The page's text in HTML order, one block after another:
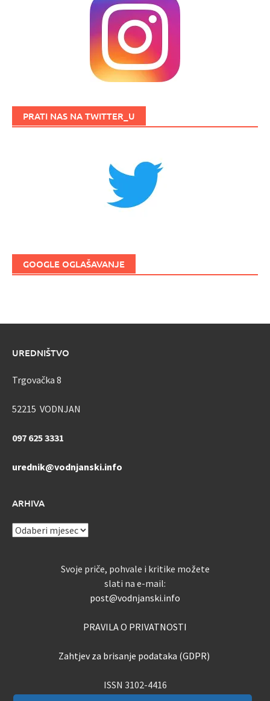
PRATI NAS NA TWITTER_U
GOOGLE OGLAŠAVANJE
UREDNIŠTVO
Trgovačka 8
52215 VODNJAN
097 625 3331
urednik@vodnjanski.info
ARHIVA
ARHIVA
Svoje priče, pohvale i kritike možete
slati na e-mail:
post@vodnjanski.info
PRAVILA O PRIVATNOSTI
Zahtjev za brisanje podataka (GDPR)
ISSN 3102-4416